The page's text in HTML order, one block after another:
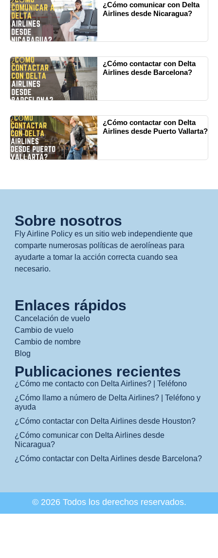
¿Cómo comunicar con Delta
Airlines desde Nicaragua?
¿Cómo contactar con Delta
Airlines desde Barcelona?
¿Cómo contactar con Delta
Airlines desde Puerto Vallarta?
Sobre nosotros
Fly Airline Policy es un sitio web independiente que
comparte numerosas políticas de aerolíneas para
ayudarte a tomar la acción correcta cuando sea
necesario.
Enlaces rápidos
Cancelación de vuelo
Cambio de vuelo
Cambio de nombre
Blog
Publicaciones recientes
¿Cómo me contacto con Delta Airlines? | Teléfono
¿Cómo llamo a número de Delta Airlines? | Teléfono y
ayuda
¿Cómo contactar con Delta Airlines desde Houston?
¿Cómo comunicar con Delta Airlines desde
Nicaragua?
¿Cómo contactar con Delta Airlines desde Barcelona?
© 2026 Todos los derechos reservados.